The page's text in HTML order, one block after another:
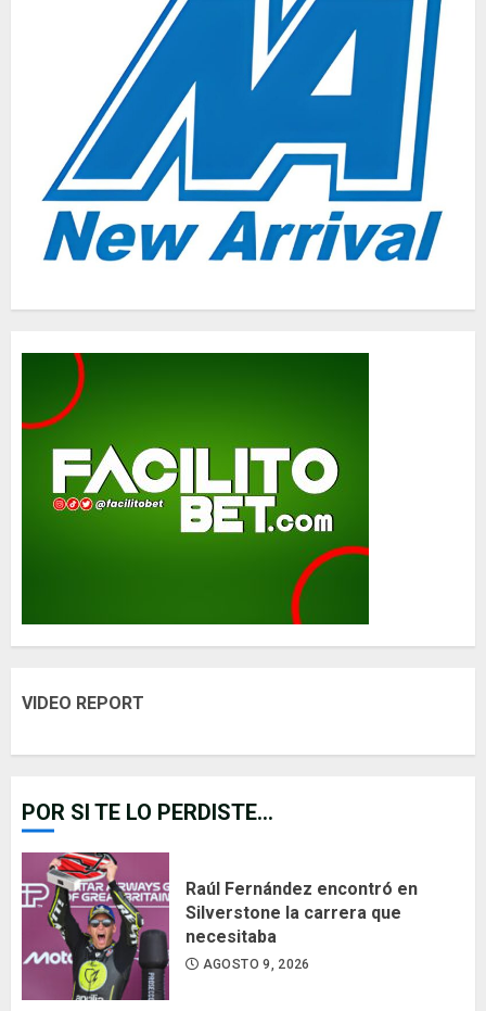
VIDEO REPORT
POR SI TE LO PERDISTE...
Raúl Fernández encontró en
Silverstone la carrera que
necesitaba
AGOSTO 9, 2026